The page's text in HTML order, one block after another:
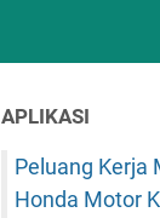
APLIKASI
Peluang Kerja
Honda Motor